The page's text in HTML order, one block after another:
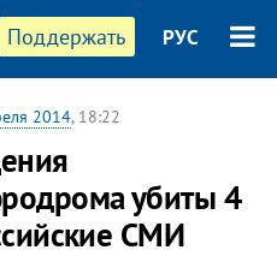
Поддержать РУС
2014, 18:22
убиты 4
СМИ